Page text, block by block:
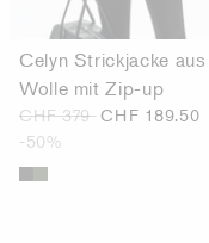
Celyn Strickjacke aus
Wolle mit Zip-up
CHF 379 CHF 189.50
-50%